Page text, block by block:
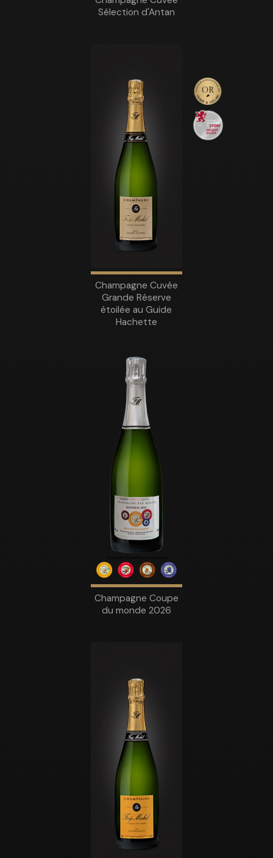
Sélection d'Antan
Champagne Cuvée
Grande Réserve
étoilée au Guide
Hachette
Champagne Coupe
du monde 2026